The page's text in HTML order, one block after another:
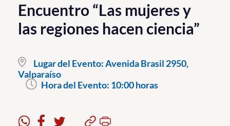
PUCV Internacional
Vinculación con el Medio
Admisión
Pregrado
Encuentro “Las mujeres y
las regiones hacen ciencia”
Lugar del Evento:Avenida Brasil 2950,
Valparaíso
Hora del Evento: 10:00 horas